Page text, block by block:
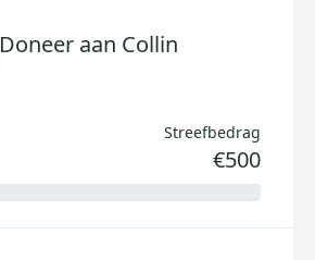
Doneer aan Collin
Streefbedrag
€500